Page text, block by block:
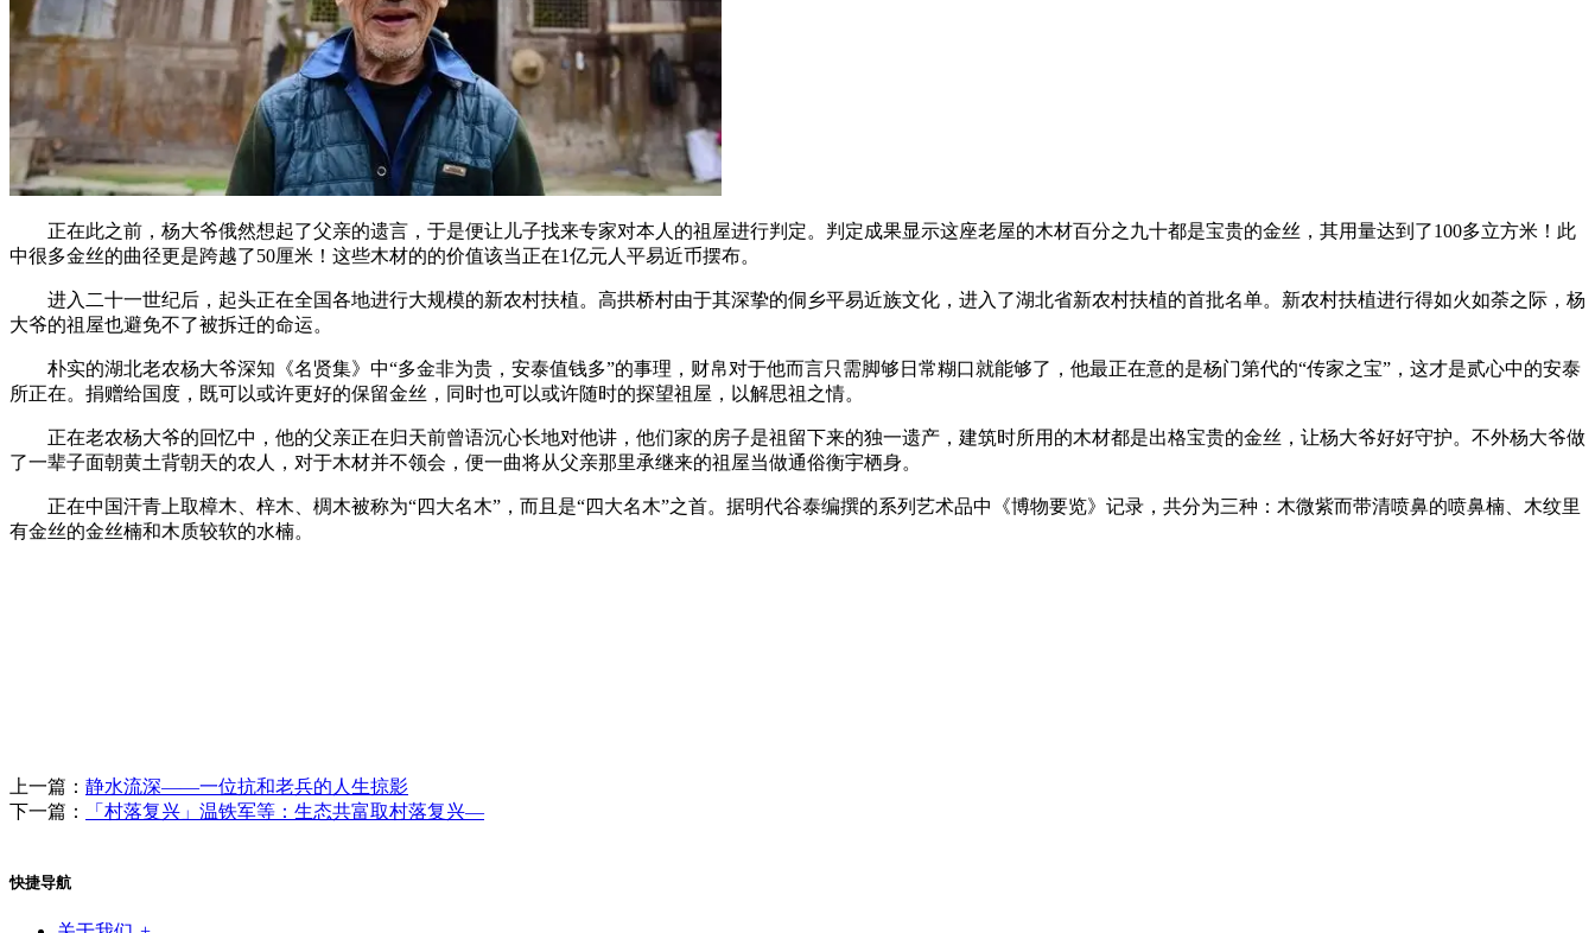
正在此之前，杨大爷俄然想起了父亲的遗言，于是便让儿子找来专家对本人的祖屋进行判定。判定成果显示这座老屋的木材百分之九十都是宝贵的金丝，其用量达到了100多立方米！此
中很多金丝的曲径更是跨越了50厘米！这些木材的的价值该当正在1亿元人平易近币摆布。
进入二十一世纪后，起头正在全国各地进行大规模的新农村扶植。高拱桥村由于其深挚的侗乡平易近族文化，进入了湖北省新农村扶植的首批名单。新农村扶植进行得如火如荼之际，杨
大爷的祖屋也避免不了被拆迁的命运。
朴实的湖北老农杨大爷深知《名贤集》中“多金非为贵，安泰值钱多”的事理，财帛对于他而言只需脚够日常糊口就能够了，他最正在意的是杨门第代的“传家之宝”，这才是贰心中的安泰
所正在。捐赠给国度，既可以或许更好的保留金丝，同时也可以或许随时的探望祖屋，以解思祖之情。
正在老农杨大爷的回忆中，他的父亲正在归天前曾语沉心长地对他讲，他们家的房子是祖留下来的独一遗产，建筑时所用的木材都是出格宝贵的金丝，让杨大爷好好守护。不外杨大爷做
了一辈子面朝黄土背朝天的农人，对于木材并不领会，便一曲将从父亲那里承继来的祖屋当做通俗衡宇栖身。
正在中国汗青上取樟木、梓木、椆木被称为“四大名木”，而且是“四大名木”之首。据明代谷泰编撰的系列艺术品中《博物要览》记录，共分为三种：木微紫而带清喷鼻的喷鼻楠、木纹里
有金丝的金丝楠和木质较软的水楠。
上一篇： 静水流深——一位抗和老兵的人生掠影
下一篇：
「村落复兴」温铁军等：生态共富取村落复兴—
快捷导航